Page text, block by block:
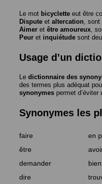
Le mot bicyclette eut être
Dispute et altercation ,
Aimer et être amoureux ,
Peur et inquiétude sont
Usage d’un
Le dictionnaire des
des termes plus adéquat
synonymes permet
Synonymes les
faire en
être
demander
bien
dire